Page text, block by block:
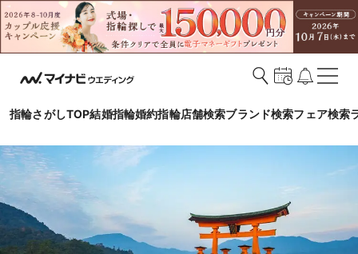
指輪さがしTOP結婚指輪婚約指輪店舗検索ブランド検索フェア検索